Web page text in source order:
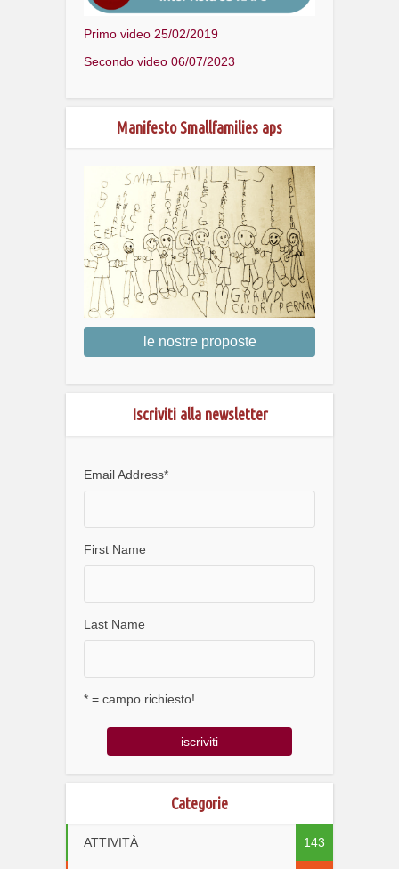
Primo video 25/02/2019
Secondo video 06/07/2023
Manifesto Smallfamilies aps
le nostre proposte
Iscriviti alla newsletter
Email Address*
First Name
Last Name
* = campo richiesto!
Categorie
ATTIVITÀ 143